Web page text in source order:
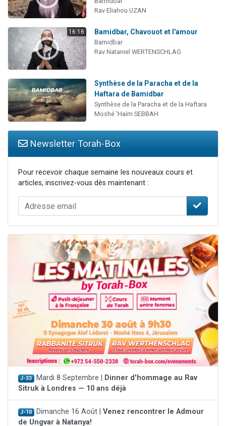
Rav Eliahou UZAN
16:16 Bamidbar, Chavouot et l'amour
Bamidbar
Rav Nataniel WERTENSCHLAG
Synthèse de la Paracha et de la
Haftara de Bamidbar
Synthèse de la Paracha et de la Haftara
Moshé 'Haïm SEBBAH
Newsletter Torah-Box
Pour recevoir chaque semaine les nouveaux cours et
articles, inscrivez-vous dès maintenant :
J-33 Mardi 8 Septembre |
Dinner d'hommage au Rav
Sitruk à Londres — 10 ans déjà
J-10 Dimanche 16 Août | Venez rencontrer le Admour
de Ungvar à Natanya!